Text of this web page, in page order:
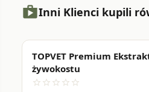
Inni Klienci kupili
TOPVET Premium
żywokostu
star_border star_border star_border star_border star_border